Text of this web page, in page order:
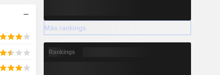
Más rankings
Rankings